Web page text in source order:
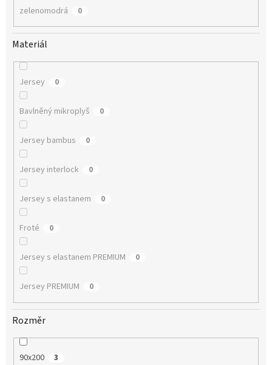
zelenomodrá 0
Materiál
Jersey 0
Bavlněný mikroplyš 0
Jersey bambus 0
Jersey interlock 0
Jersey s elastanem 0
Froté 0
Jersey s elastanem PREMIUM 0
Jersey PREMIUM 0
Rozměr
90x200 3